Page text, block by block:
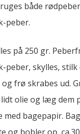
både
peber.
på 250 gr.
peber, skylles, stilk
frø skrabes ud.
olie og læg dem
med bagepapir.